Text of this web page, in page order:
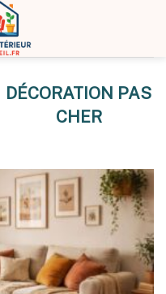
DÉCORATION PAS
CHER